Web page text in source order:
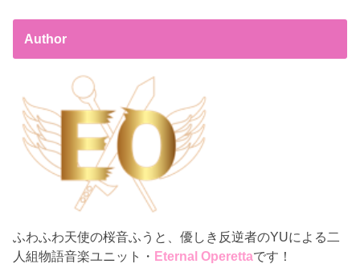
Author
ふわふわ天使の桜音ふうと、優しき反逆者のYUによる二
人組物語音楽ユニット・ Eternal Operettaです！